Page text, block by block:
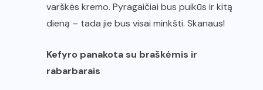
varškės kremo. Pyragaičiai bus puikūs ir kitą
dieną – tada jie bus visai minkšti. Skanaus!
Kefyro panakota su braškėmis ir
rabarbarais